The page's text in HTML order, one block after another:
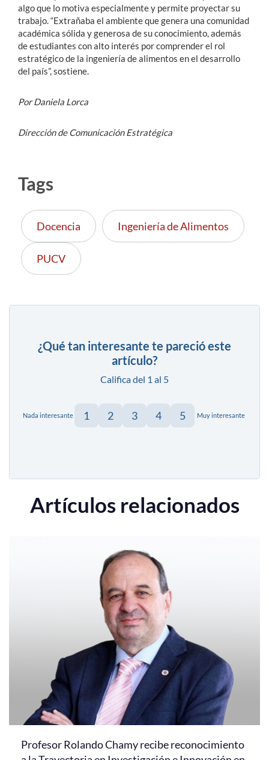
algo que lo motiva especialmente y permite proyectar su
trabajo. “Extrañaba el ambiente que genera una comunidad
académica sólida y generosa de su conocimiento, además
de estudiantes con alto interés por comprender el rol
estratégico de la ingeniería de alimentos en el desarrollo
del país”, sostiene.
Por Daniela Lorca
Dirección de Comunicación Estratégica
Tags
Docencia Ingeniería de Alimentos
PUCV
¿Qué tan interesante te pareció este
artículo?
Califica del 1 al 5
Nada interesante 1 2 3 4 5 Muy interesante
Artículos relacionados
Profesor Rolando Chamy recibe reconocimiento